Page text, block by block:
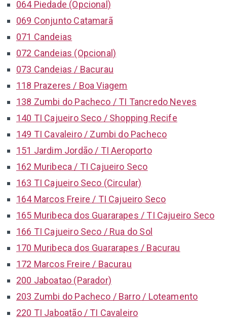
064 Piedade (Opcional)
069 Conjunto Catamarã
071 Candeias
072 Candeias (Opcional)
073 Candeias / Bacurau
118 Prazeres / Boa Viagem
138 Zumbi do Pacheco / TI Tancredo Neves
140 TI Cajueiro Seco / Shopping Recife
149 TI Cavaleiro / Zumbi do Pacheco
151 Jardim Jordão / TI Aeroporto
162 Muribeca / TI Cajueiro Seco
163 TI Cajueiro Seco (Circular)
164 Marcos Freire / TI Cajueiro Seco
165 Muribeca dos Guararapes / TI Cajueiro Seco
166 TI Cajueiro Seco / Rua do Sol
170 Muribeca dos Guararapes / Bacurau
172 Marcos Freire / Bacurau
200 Jaboatao (Parador)
203 Zumbi do Pacheco / Barro / Loteamento
220 TI Jaboatão / TI Cavaleiro